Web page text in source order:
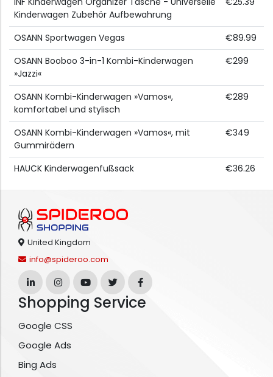
Kinderwagen Zubehör Aufbewahrung
OSANN Sportwagen Vegas
€89.99
OSANN Booboo 3-in-1 Kombi-Kinderwagen
»Jazzi«
€299
OSANN Kombi-Kinderwagen »Vamos«,
komfortabel und stylisch
€289
OSANN Kombi-Kinderwagen »Vamos«, mit
Gummirädern
€349
HAUCK Kinderwagenfußsack €36.26
United Kingdom
info@spideroo.com
Shopping Service
Google CSS
Google Ads
Bing Ads